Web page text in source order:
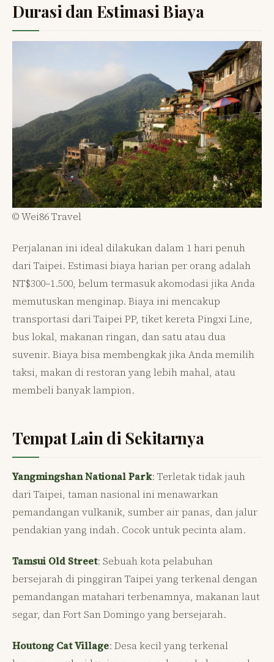
Durasi dan Estimasi Biaya
© Wei86 Travel
Perjalanan ini ideal dilakukan dalam 1 hari penuh
dari Taipei. Estimasi biaya harian per orang adalah
NT$300–1.500, belum termasuk akomodasi jika Anda
memutuskan menginap. Biaya ini mencakup
transportasi dari Taipei PP, tiket kereta Pingxi Line,
bus lokal, makanan ringan, dan satu atau dua
suvenir. Biaya bisa membengkak jika Anda memilih
taksi, makan di restoran yang lebih mahal, atau
membeli banyak lampion.
Tempat Lain di Sekitarnya
Yangmingshan National Park: Terletak tidak jauh
dari Taipei, taman nasional ini menawarkan
pemandangan vulkanik, sumber air panas, dan jalur
pendakian yang indah. Cocok untuk pecinta alam.
Tamsui Old Street: Sebuah kota pelabuhan
bersejarah di pinggiran Taipei yang terkenal dengan
pemandangan matahari terbenamnya, makanan laut
segar, dan Fort San Domingo yang bersejarah.
Houtong Cat Village: Desa kecil yang terkenal